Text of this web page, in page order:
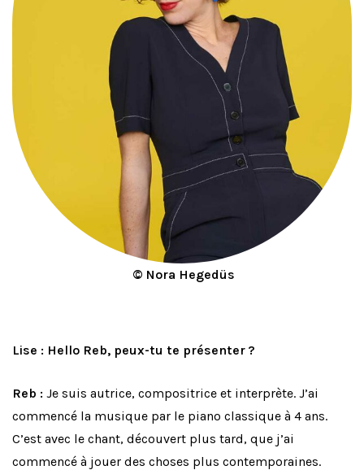
© Nora Hegedüs
Lise : Hello Reb, peux-tu te présenter ?
Reb : Je suis autrice, compositrice et interprète. J’ai
commencé la musique par le piano classique à 4 ans.
C’est avec le chant, découvert plus tard, que j’ai
commencé à jouer des choses plus contemporaines.